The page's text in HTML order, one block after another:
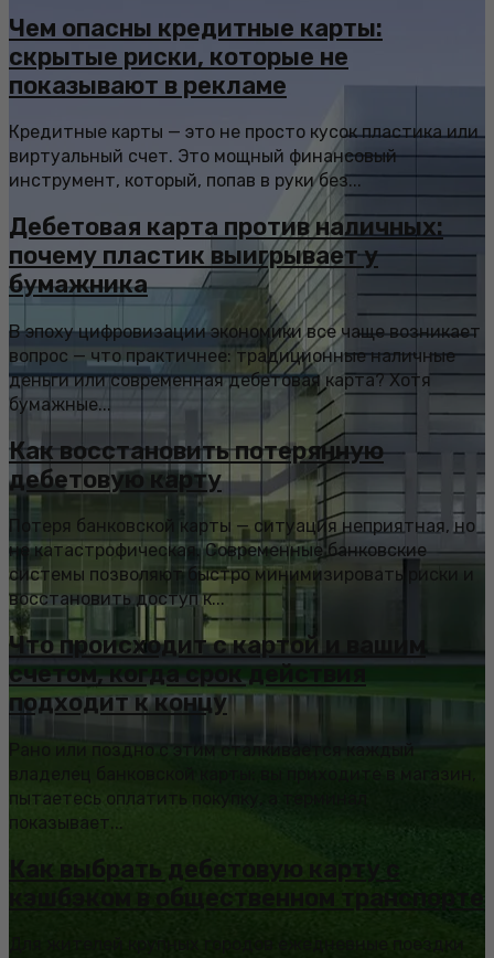
Чем опасны кредитные карты:
скрытые риски, которые не
показывают в рекламе
Кредитные карты — это не просто кусок пластика или
виртуальный счет. Это мощный финансовый
инструмент, который, попав в руки без...
Дебетовая карта против наличных:
почему пластик выигрывает у
бумажника
В эпоху цифровизации экономики все чаще возникает
вопрос — что практичнее: традиционные наличные
деньги или современная дебетовая карта? Хотя
бумажные...
Как восстановить потерянную
дебетовую карту
Потеря банковской карты — ситуация неприятная, но
не катастрофическая. Современные банковские
системы позволяют быстро минимизировать риски и
восстановить доступ к...
Что происходит с картой и вашим
счетом, когда срок действия
подходит к концу
Рано или поздно с этим сталкивается каждый
владелец банковской карты: вы приходите в магазин,
пытаетесь оплатить покупку, а терминал
показывает...
Как выбрать дебетовую карту с
кэшбэком в общественном транспорте
Для жителей крупных городов ежедневные поездки